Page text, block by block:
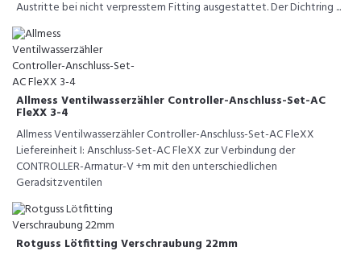
Austritte bei nicht verpresstem Fitting ausgestattet. Der Dichtring ...
Allmess Ventilwasserzähler Controller-Anschluss-Set-AC
FleXX 3-4
Allmess Ventilwasserzähler Controller-Anschluss-Set-AC FleXX
Liefereinheit I: Anschluss-Set-AC FleXX zur Verbindung der
CONTROLLER-Armatur-V +m mit den unterschiedlichen
Geradsitzventilen
Rotguss Lötfitting Verschraubung 22mm